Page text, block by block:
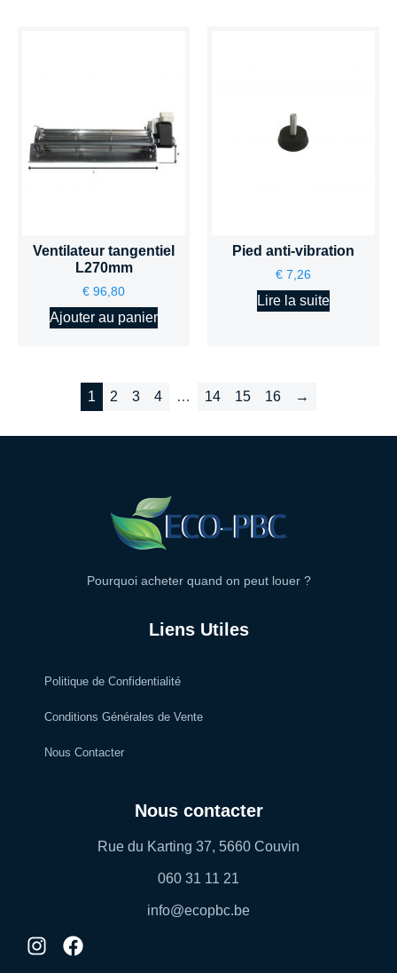
Ventilateur tangentiel
L270mm
€ 96,80
Ajouter au panier
Pied anti-vibration
€ 7,26
Lire la suite
1 2 3 4 … 14 15 16 →
Pourquoi acheter quand on peut louer ?
Liens Utiles
Politique de Confidentialité
Conditions Générales de Vente
Nous Contacter
Nous contacter
Rue du Karting 37, 5660 Couvin
060 31 11 21
info@ecopbc.be